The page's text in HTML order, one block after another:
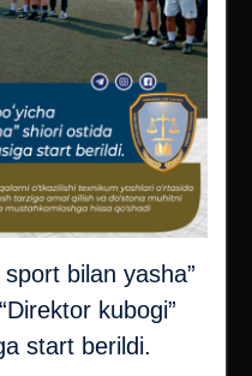
bilan yasha”
kubogi”
start berildi.